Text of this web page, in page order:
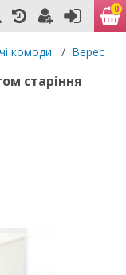
0
комоди / Верес
старіння